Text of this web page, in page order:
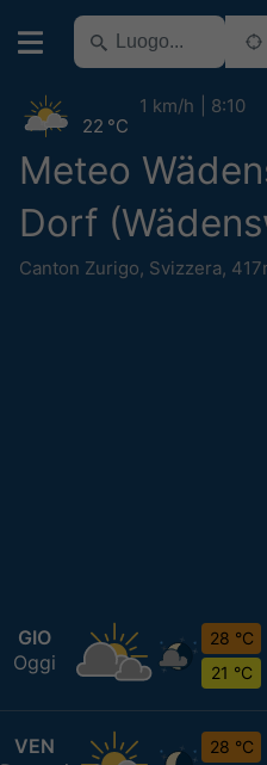
Meteo
Dorf
Canton Zurigo, Svizzera,
22 °C
1 km/h 8:10
GIO
Oggi
28 °C
21 °C
VEN
28 °C